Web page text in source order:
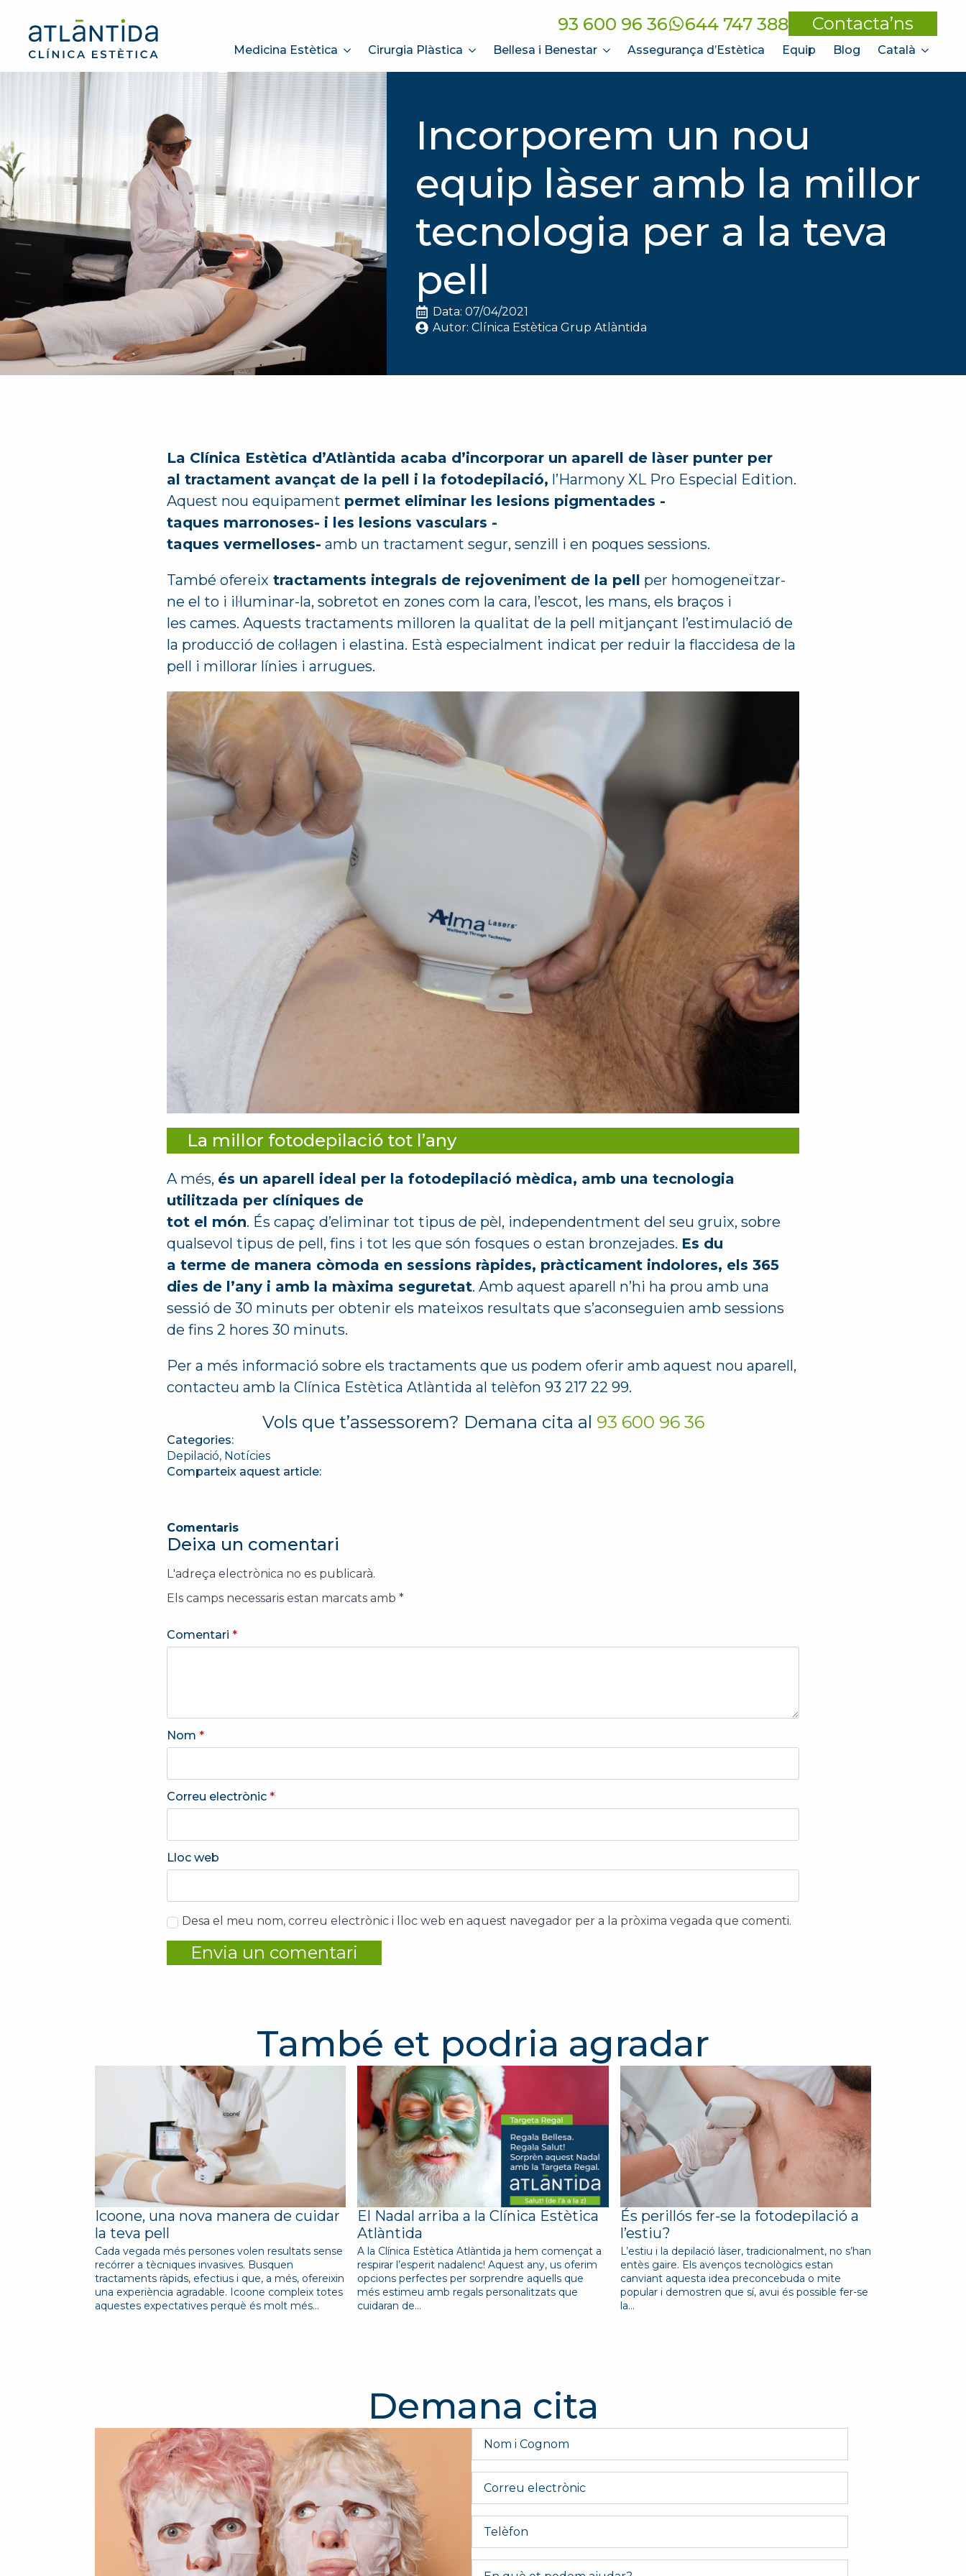
93 600 96 36 644 747 388 Contacta’ns
Medicina Estètica Cirurgia Plàstica Bellesa i Benestar Assegurança d’Estètica Equip Blog Català
Incorporem un nou
equip làser amb la millor
tecnologia per a la teva
pell
Data: 07/04/2021
Autor: Clínica Estètica Grup Atlàntida
La Clínica Estètica d’Atlàntida acaba d’incorporar un aparell de làser punter per
al tractament avançat de la pell i la fotodepilació, l’Harmony XL Pro Especial Edition.
Aquest nou equipament permet eliminar les lesions pigmentades -
taques marronoses- i les lesions vasculars -
taques vermelloses- amb un tractament segur, senzill i en poques sessions.
També ofereix tractaments integrals de rejoveniment de la pell
per homogeneïtzar-
ne el to i il·luminar-la, sobretot en zones com la cara, l’escot, les mans, els braços i
les cames. Aquests tractaments milloren la qualitat de la pell mitjançant l’estimulació de
la producció de col·lagen i elastina. Està especialment indicat per reduir la flaccidesa de la
pell i millorar línies i arrugues.
La millor fotodepilació tot l’any
A més, és un aparell ideal per la fotodepilació mèdica, amb una tecnologia
utilitzada per clíniques de
tot el món. És capaç d’eliminar tot tipus de pèl, independentment del seu gruix, sobre
qualsevol tipus de pell, fins i tot les que són fosques o estan bronzejades. Es du
a terme de manera còmoda en sessions ràpides, pràcticament indolores, els 365
dies de l’any i amb la màxima seguretat. Amb aquest aparell n’hi ha prou amb una
sessió de 30 minuts per obtenir els mateixos resultats que s’aconseguien amb sessions
de fins 2 hores 30 minuts.
Per a més informació sobre els tractaments que us podem oferir amb aquest nou aparell,
contacteu amb la Clínica Estètica Atlàntida al telèfon 93 217 22 99.
Vols que t’assessorem? Demana cita al 93 600 96 36
Categories:
Depilació Notícies
Comparteix aquest article:
Comentaris
Deixa un comentari
L'adreça electrònica no es publicarà.
Els camps necessaris estan marcats amb *
Comentari *
Nom *
Correu electrònic *
Lloc web
Desa el meu nom, correu electrònic i lloc web en aquest navegador per a la pròxima vegada que comenti.
També et podria agradar
Icoone, una nova manera de cuidar
la teva pell
Cada vegada més persones volen resultats sense
recórrer a tècniques invasives. Busquen
tractaments ràpids, efectius i que, a més, ofereixin
una experiència agradable. Icoone compleix totes
aquestes expectatives perquè és molt més…
El Nadal arriba a la Clínica Estètica
Atlàntida
A la Clínica Estètica Atlàntida ja hem començat a
respirar l’esperit nadalenc! Aquest any, us oferim
opcions perfectes per sorprendre aquells que
més estimeu amb regals personalitzats que
cuidaran de…
És perillós fer-se la fotodepilació a
l’estiu?
L’estiu i la depilació làser, tradicionalment, no s’han
entès gaire. Els avenços tecnològics estan
canviant aquesta idea preconcebuda o mite
popular i demostren que sí, avui és possible fer-se
la…
Demana cita
Nom
Email
Telèfon
Message